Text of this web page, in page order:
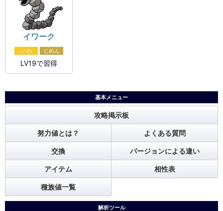
イワーク
いわ じめん
LV19で習得
基本メニュー
攻略掲示板
努力値とは？ よくある質問
交換 バージョンによる違い
アイテム 相性表
種族値一覧
解析ツール